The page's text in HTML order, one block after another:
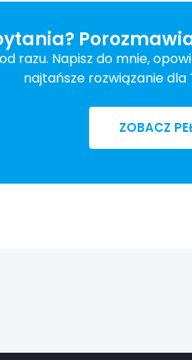
razu. Napisz do mnie,
najtańsze rozwiązanie dla
ZOBACZ